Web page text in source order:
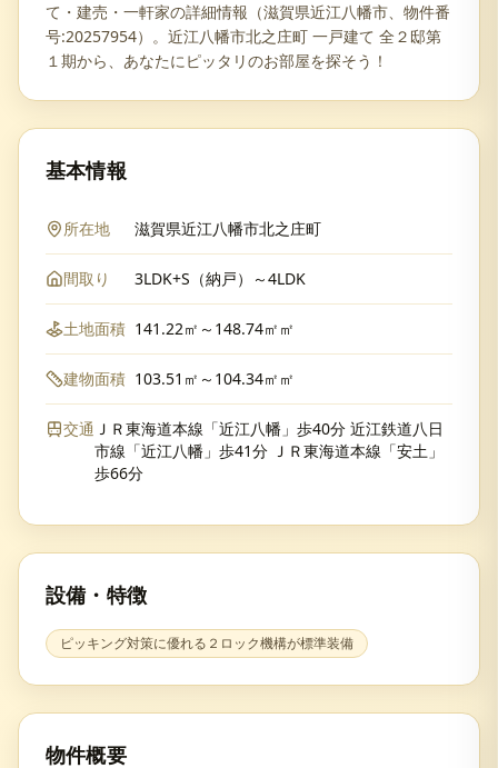
て・建売・一軒家の詳細情報（滋賀県近江八幡市、物件番
号:20257954）。近江八幡市北之庄町 一戸建て 全２邸第
１期から、あなたにピッタリのお部屋を探そう！
基本情報
所在地 滋賀県近江八幡市北之庄町
間取り 3LDK+S（納戸）～4LDK
土地面積 141.22㎡～148.74㎡㎡
建物面積 103.51㎡～104.34㎡㎡
交通 ＪＲ東海道本線「近江八幡」歩40分 近江鉄道八日
市線「近江八幡」歩41分 ＪＲ東海道本線「安土」
歩66分
設備・特徴
ピッキング対策に優れる２ロック機構が標準装備
物件概要